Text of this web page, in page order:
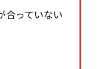
合っていない